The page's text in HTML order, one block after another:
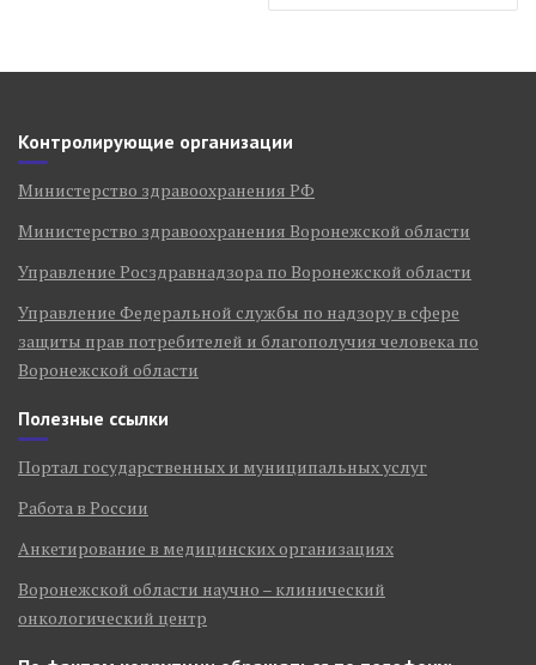
Контролирующие организации
Министерство здравоохранения РФ
Министерство здравоохранения Воронежской области
Управление Росздравнадзора по Воронежской области
Управление Федеральной службы по надзору в сфере
защиты прав потребителей и благополучия человека по
Воронежской области
Полезные ссылки
Портал государственных и муниципальных услуг
Работа в России
Анкетирование в медицинских организациях
Воронежской области научно – клинический
онкологический центр